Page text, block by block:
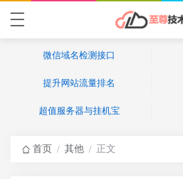
微信域名检测接口
提升网站流量排名
超值服务器与挂机宝
首页 / 其他 / 正文